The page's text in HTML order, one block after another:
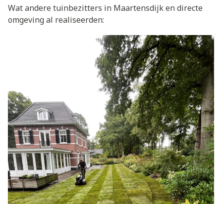
Wat andere tuinbezitters in Maartensdijk en directe
omgeving al realiseerden: